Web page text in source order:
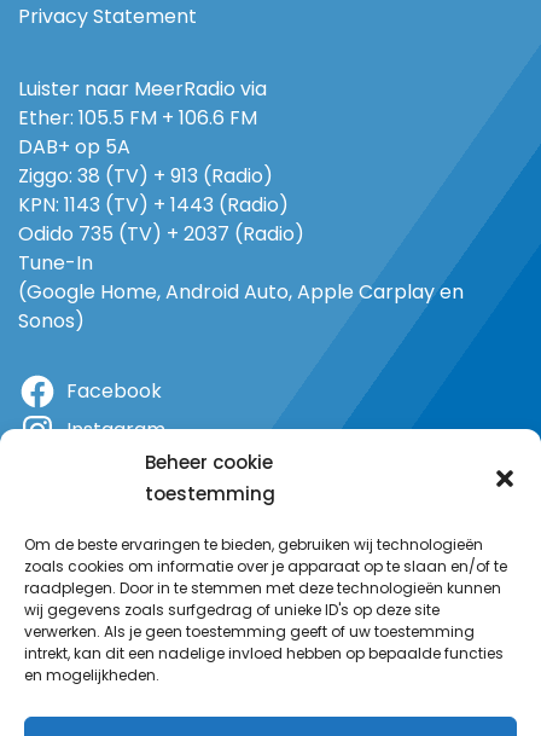
Beheer cookie
toestemming
Om de beste ervaringen te bieden, gebruiken wij technologieën
zoals cookies om informatie over je apparaat op te slaan en/of te
raadplegen. Door in te stemmen met deze technologieën kunnen
wij gegevens zoals surfgedrag of unieke ID's op deze site
verwerken. Als je geen toestemming geeft of uw toestemming
intrekt, kan dit een nadelige invloed hebben op bepaalde functies
en mogelijkheden.
Privacy Statement
Luister naar MeerRadio via
Ether: 105.5 FM + 106.6 FM
DAB+ op 5A
Ziggo: 38 (TV) + 913 (Radio)
KPN: 1143 (TV) + 1443 (Radio)
Odido 735 (TV) + 2037 (Radio)
Tune-In
(Google Home, Android Auto, Apple Carplay en
Sonos)
Facebook
Instagram
YouTube